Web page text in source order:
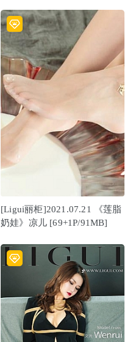
[Ligui丽柜]2021.07.21 《莲脂
奶娃》凉儿 [69+1P/91MB]